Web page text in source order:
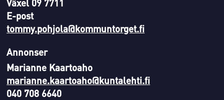
E-post
tommy.pohjola@kommuntorget.fi
Annonser
Marianne Kaartoaho
marianne.kaartoaho@kuntalehti.fi
040 708 6640